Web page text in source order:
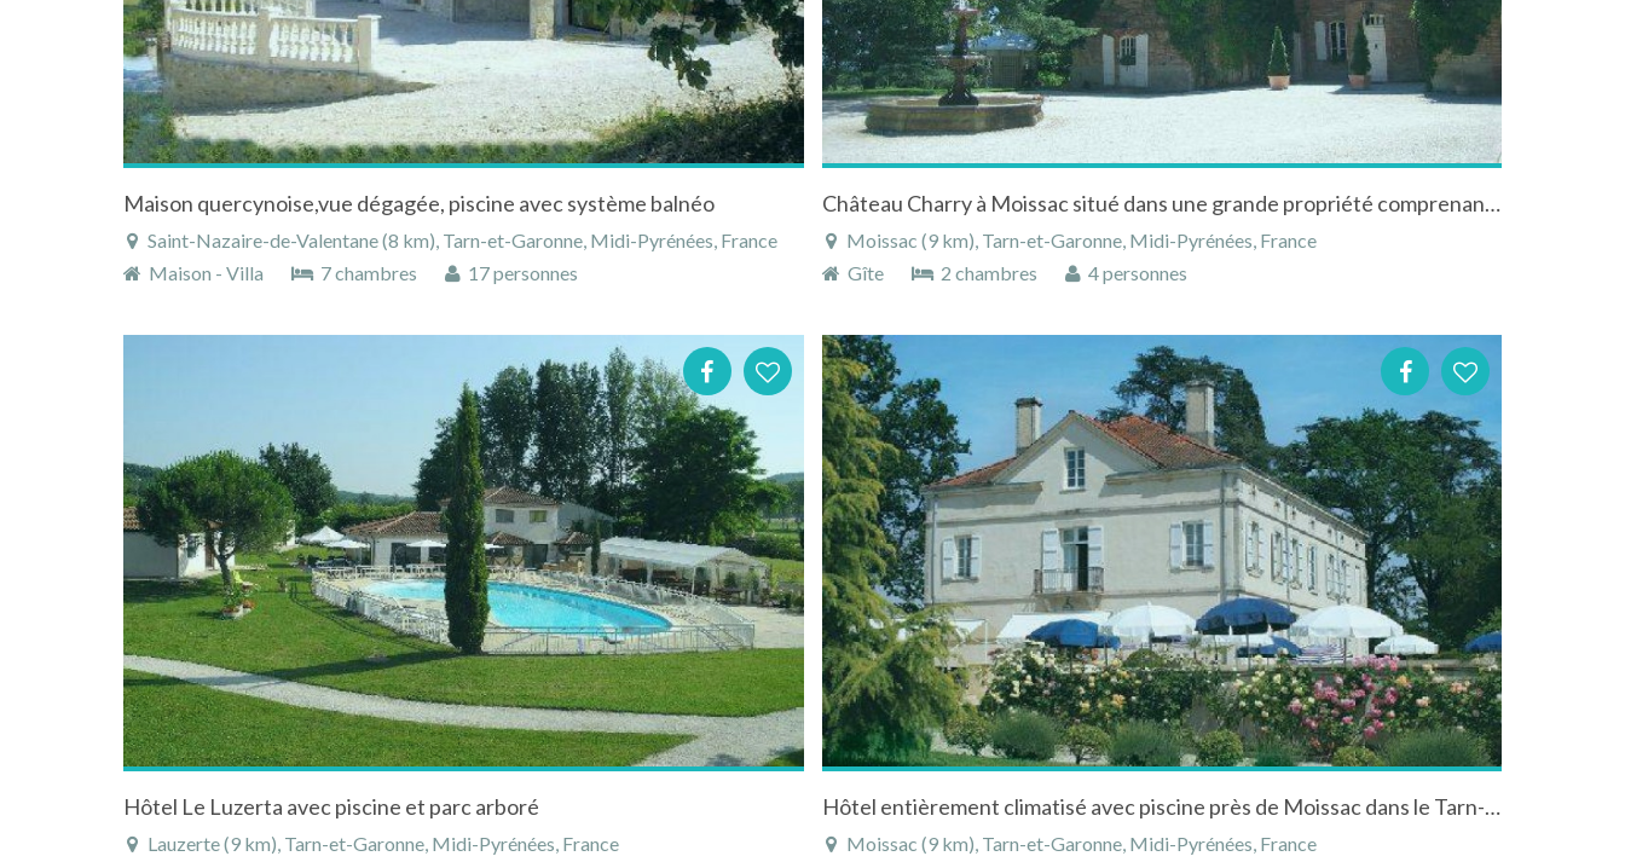
Maison quercynoise,vue dégagée, piscine avec système balnéo
Saint-Nazaire-de-Valentane (8 km), Tarn-et-Garonne, Midi-Pyrénées, France
Maison - Villa
7 chambres 17 personnes
Château Charry à Moissac situé dans une grande propriété comprenant un grand parc et piscine
Moissac (9 km), Tarn-et-Garonne, Midi-Pyrénées, France
Gîte
2 chambres 4 personnes
Hôtel Le Luzerta avec piscine et parc arboré
Lauzerte (9 km), Tarn-et-Garonne, Midi-Pyrénées, France
Hôtel entièrement climatisé avec piscine près de Moissac dans le Tarn-et-Garonne
Moissac (9 km), Tarn-et-Garonne, Midi-Pyrénées, France